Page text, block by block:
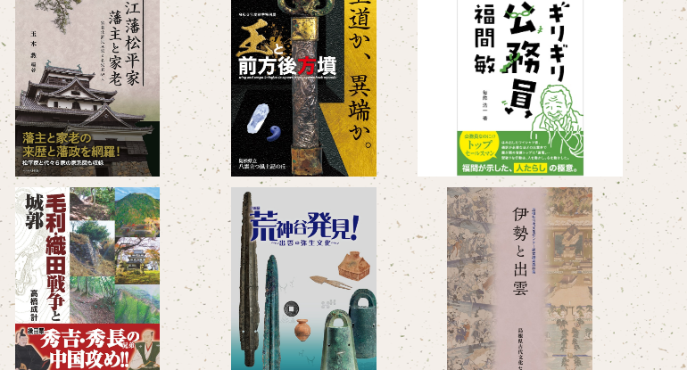
松江藩松平家 藩主と家老
－家老仕置役30家と名家老6
5人－
¥3,850
八雲立つ風土記の丘 企画展図
録 「王と前方後方墳」
¥1,430
ギリギリ公務員 福間敏
¥2,200
毛利・織田戦争と城郭
¥3,300
『荒神谷発見！－出雲の弥生
文化－』
¥1,650
論集 伊勢と出雲
¥2,200